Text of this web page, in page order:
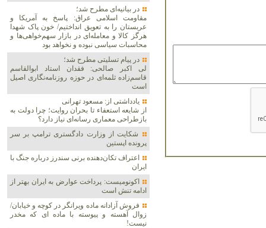
در بیانیه‌ای مطرح شد؛
مقاومت اسلامی عراق: پاسخ به آمریکا و
عربستان را به تعویق انداختیم/ خون پاک شهدا
هرگز کالا و معامله‌ای در بازار سهم‌خواهی‌ها و
محاسبات سیاسی نبوده و نخواهد بود
در پیام تسلیتی مطرح شد؛
لی اکبر صالحی: فقدان استاد ابوالقاسم
قاسم‌زاده ثلمه‌ای در حوزه روزنامه‌نگاری اصیل
است
یادداشتی از: مسعود تهرانی
از شایعه استعفاء تا بحران روایت؛ چرا دولت به
بازطراحی معماری رسانه‌ای نیاز دارد؟
شکایت از وزارت دادگستری ترامپ بر سر
پرونده اپستین
اعتراف تکان‌دهنده برنی سندرز درباره جنگ با
ایران
اکونومیست: پرداخت عوارض به ایران بهتر از
ادامه تنش است
فروش آزادانه ماده ویرانگر در کوچه و خیابان/
زوال آهسته و پیوسته با ماده ای که مخدر
نیست!